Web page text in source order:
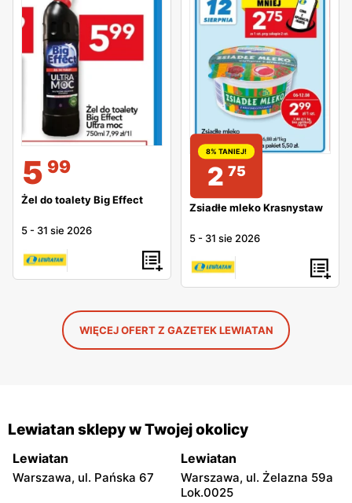
5 99
Żel do toalety Big Effect
5 - 31 sie 2026
8% TANIEJ!
2 75
Zsiadłe mleko Krasnystaw
5 - 31 sie 2026
WIĘCEJ OFERT Z GAZETEK LEWIATAN
Lewiatan sklepy w Twojej okolicy
Lewiatan
Warszawa, ul. Pańska 67
Lewiatan
Warszawa, ul. Żelazna 59a
Lok.0025